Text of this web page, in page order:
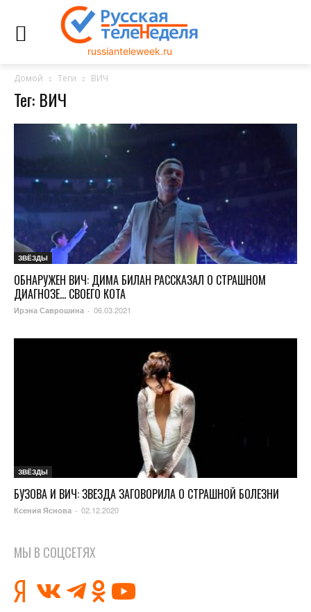
russianteleweek.ru
Домой Теги ВИЧ
Тег: ВИЧ
ЗВЁЗДЫ
ОБНАРУЖЕН ВИЧ: ДИМА БИЛАН РАССКАЗАЛ О СТРАШНОМ
ДИАГНОЗЕ… СВОЕГО КОТА
Ирэна Саврошина - 06.03.2021
ЗВЁЗДЫ
БУЗОВА И ВИЧ: ЗВЕЗДА ЗАГОВОРИЛА О СТРАШНОЙ БОЛЕЗНИ
Ксения Яснова - 02.12.2020
МЫ В СОЦСЕТЯХ